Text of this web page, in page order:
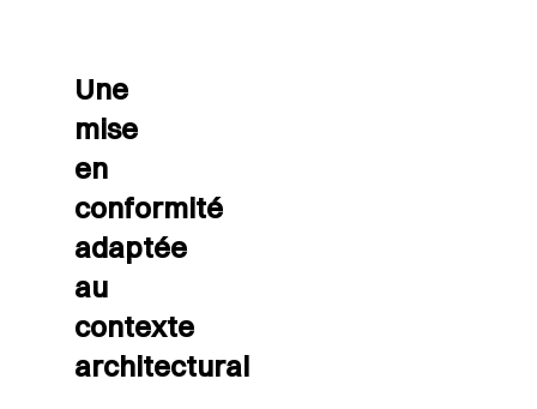
Une
mise
en
conformité
adaptée
au
contexte
architectural